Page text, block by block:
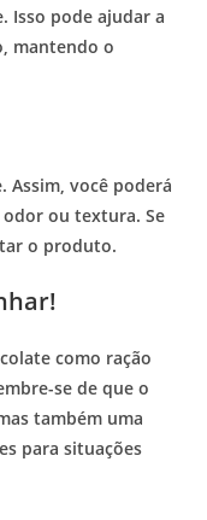
Isso pode ajudar a
mantendo o
Assim, você poderá
ou textura. Se
o produto.
como ração
se de que o
também uma
para situações